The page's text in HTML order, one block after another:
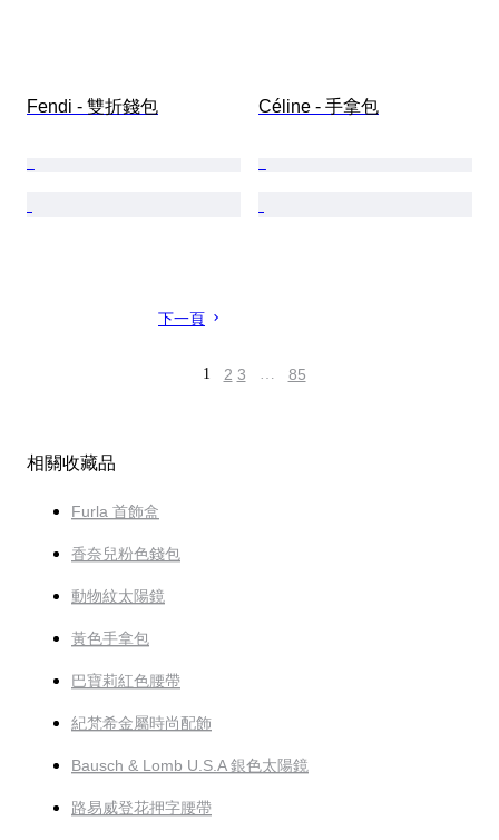
Fendi - 雙折錢包 Céline - 手拿包
下一頁
1 2 3 … 85
相關收藏品
Furla 首飾盒
香奈兒粉色錢包
動物紋太陽鏡
黃色手拿包
巴寶莉紅色腰帶
紀梵希金屬時尚配飾
Bausch & Lomb U.S.A 銀色太陽鏡
路易威登花押字腰帶